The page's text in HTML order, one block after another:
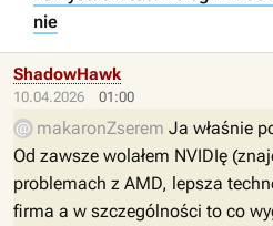
nie
10.04.2026 01:00
ShadowHawk
makaronZserem Ja właśnie
Od zawsze wolałem NVIDIę
problemach z AMD, lepsza
firma a w szczególności to co